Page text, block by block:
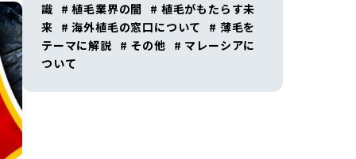
識 # 植毛業界の闇
# 植毛がもたらす未
来 # 海外植毛の窓口について
# 薄毛を
テーマに解説 # その他 # マレーシアに
ついて